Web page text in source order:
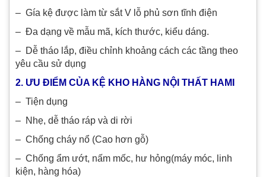
– Gía kệ được làm từ sắt V lỗ phủ sơn tĩnh điện
– Đa dạng về mẫu mã, kích thước, kiểu dáng.
– Dễ tháo lắp, điều chỉnh khoảng cách các tầng theo
yêu cầu sử dụng
2. ƯU ĐIỂM CỦA KỆ KHO HÀNG NỘI THẤT HAMI
– Tiện dụng
– Nhẹ, dễ tháo ráp và di rời
– Chống cháy nổ (Cao hơn gỗ)
– Chống ẩm ướt, nấm mốc, hư hỏng(máy móc, linh
kiện, hàng hóa)